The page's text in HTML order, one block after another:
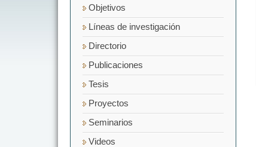
Objetivos
Líneas de investigación
Directorio
Publicaciones
Tesis
Proyectos
Seminarios
Videos